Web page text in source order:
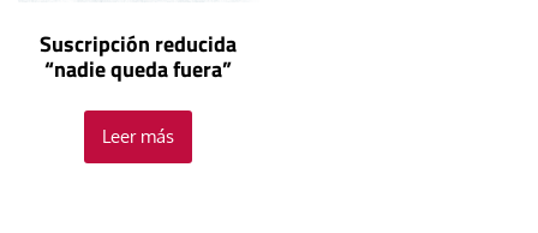
Suscripción reducida
“nadie queda fuera”
Leer más